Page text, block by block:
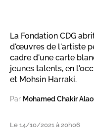
La Fondation CDG
d'œuvres de l'artiste
cadre d'une carte
jeunes talents, en
et Mohsin Harraki.
Par Mohamed Chakir
Le 14/10/2021 à 20h06